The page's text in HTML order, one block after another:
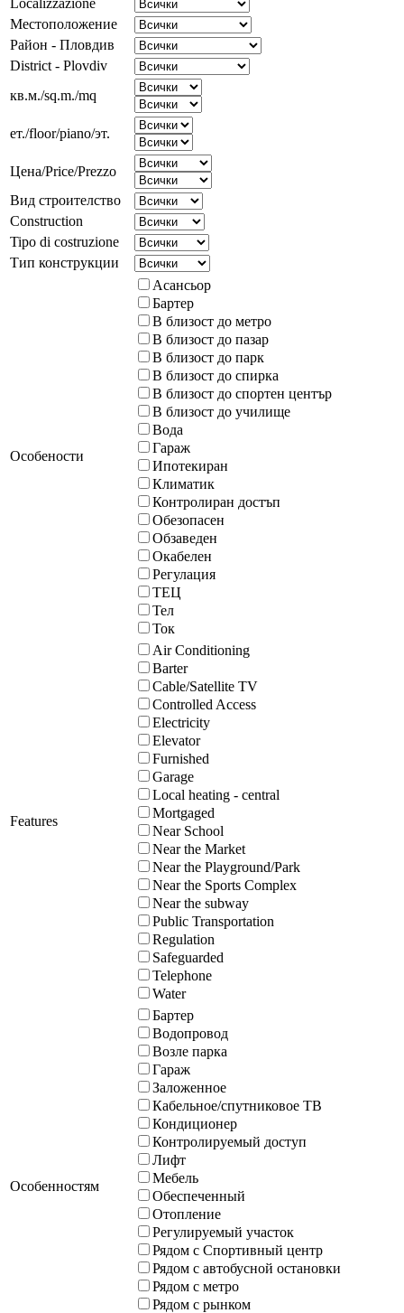
Местоположение
Район - Пловдив
District - Plovdiv
кв.м./sq.m./mq
ет./floor/piano/эт.
Цена/Price/Prezzo
Вид строителство
Construction
Tipo di costruzione
Тип конструкции
Особености
Асансьор
Бартер
В близост до метро
В близост до пазар
В близост до парк
В близост до спирка
В близост до спортен център
В близост до училище
Вода
Гараж
Ипотекиран
Климатик
Контролиран достъп
Обезопасен
Обзаведен
Окабелен
Регулация
ТЕЦ
Тел
Ток
Features
Air Conditioning
Barter
Cable/Satellite TV
Controlled Access
Electricity
Elevator
Furnished
Garage
Local heating - central
Mortgaged
Near School
Near the Market
Near the Playground/Park
Near the Sports Complex
Near the subway
Public Transportation
Regulation
Safeguarded
Telephone
Water
Особенностям
Бартер
Водопровод
Возле парка
Гараж
Заложенное
Кабельное/спутниковое ТВ
Кондиционер
Контролируемый доступ
Лифт
Мебель
Обеспеченный
Отопление
Регулируемый участок
Рядом с Спортивный центр
Рядом с автобусной остановки
Рядом с метро
Рядом с рынком